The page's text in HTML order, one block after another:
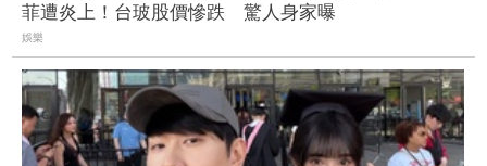
菲遭炎上！台玻股價慘跌 驚人身家曝
娛樂